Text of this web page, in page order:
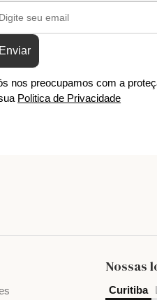
Enviar
nos preocupamos com a
Politica de Privacidade
Nossas
Curitiba